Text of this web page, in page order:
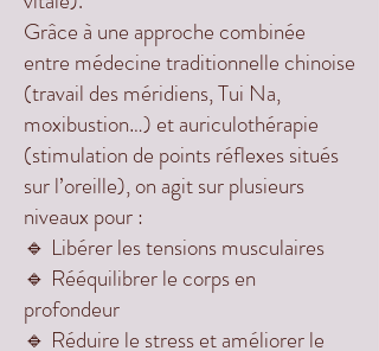
Grâce à une approche combinée
entre médecine traditionnelle chinoise
(travail des méridiens, Tui Na,
moxibustion…) et auriculothérapie
(stimulation de points réflexes situés
sur l’oreille), on agit sur plusieurs
niveaux pour :
🔹 Libérer les tensions musculaires
🔹 Rééquilibrer le corps en
profondeur
🔹 Réduire le stress et améliorer le